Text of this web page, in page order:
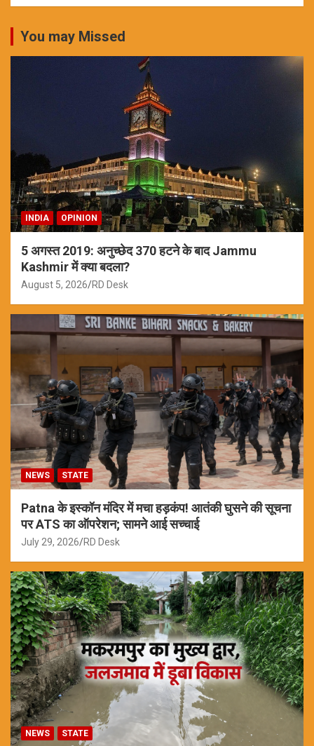
You may Missed
INDIA OPINION
5 अगस्त 2019: अनुच्छेद 370 हटने के बाद Jammu
Kashmir में क्या बदला?
August 5, 2026 RD Desk
NEWS STATE
Patna के इस्कॉन मंदिर में मचा हड़कंप! आतंकी घुसने की सूचना
पर ATS का ऑपरेशन; सामने आई सच्चाई
July 29, 2026 RD Desk
NEWS STATE